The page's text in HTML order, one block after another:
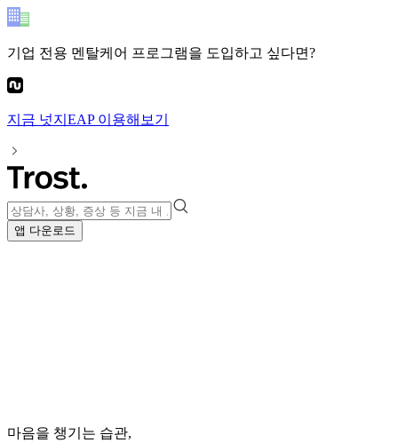
기업 전용 멘탈케어 프로그램을 도입하고 싶다면?
지금 넛지EAP이용해보기
앱 다운로드
마음을 챙기는 습관,